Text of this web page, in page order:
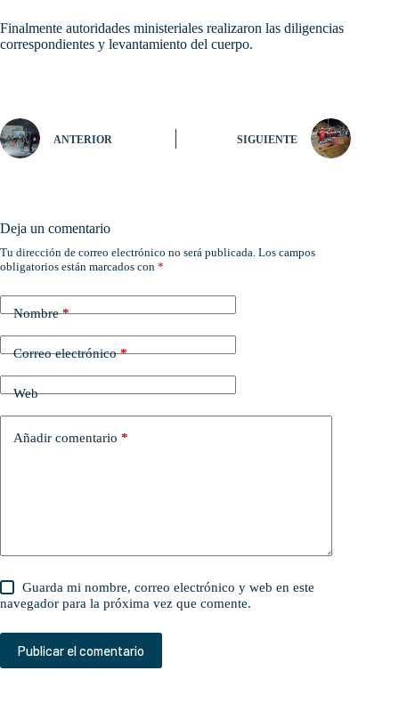
Finalmente autoridades ministeriales realizaron las diligencias
correspondientes y levantamiento del cuerpo.
ANTERIOR SIGUIENTE
Deja un comentario
Tu dirección de correo electrónico no será publicada. Los campos
obligatorios están marcados con *
Nombre*
Correo electrónico*
Web
Añadir comentario *
Guarda mi nombre, correo electrónico y web en este
navegador para la próxima vez que comente.
Publicar el comentario